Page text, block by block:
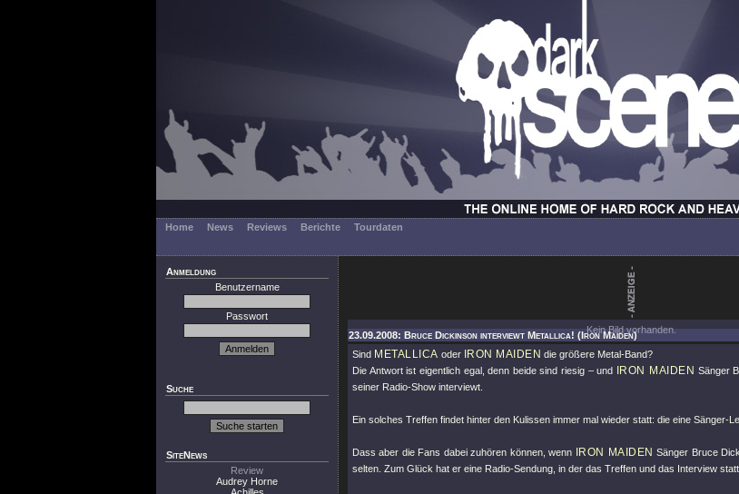
Home News Reviews Berichte
Tourdaten
Anmeldung
Benutzername
Passwort
Suche
SiteNews
Review
Audrey Horne
Kein Bild vorhanden.
23.09.2008: Bruce Dickinson interviewt Metallica! (Iron Maiden)
Sind METALLICA oder IRON MAIDEN die größere Metal-Band?
Die Antwort ist eigentlich egal, denn beide sind riesig – und
IRON MAIDEN Sänger
seiner Radio-Show interviewt.
Ein solches Treffen findet hinter den Kulissen immer mal wieder statt: die eine Sänger-
Dass aber die Fans dabei zuhören können, wenn IRON MAIDEN Sänger Bruce
selten. Zum Glück hat er eine Radio-Sendung, in der das Treffen und das Interview